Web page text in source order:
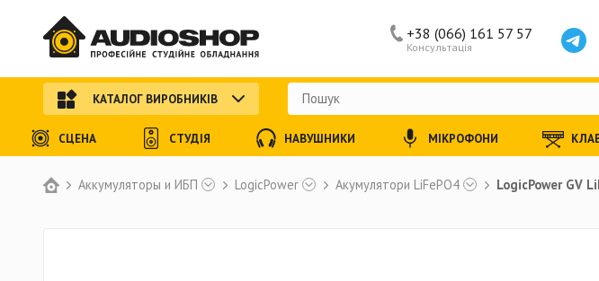
Аккумуляторы и ИБП LogicPower Акумулятори LiFePO4 LogicPower GV
Консультація
+38 (066) 161 57 57
КАТАЛОГ ВИРОБНИКІВ
СЦЕНА СТУДІЯ НАВУШНИКИ МІКРОФОНИ